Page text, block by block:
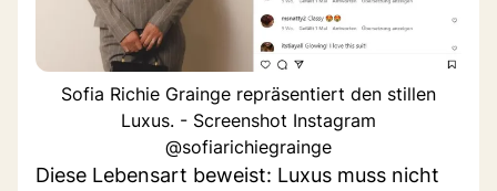
Sofia Richie Grainge repräsentiert den stillen
Luxus. - Screenshot Instagram
@sofiarichiegrainge
Diese Lebensart beweist: Luxus muss nicht